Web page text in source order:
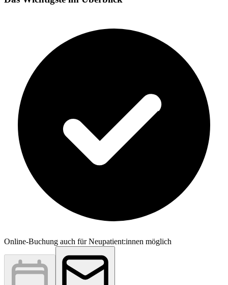
Online-Buchung auch für Neupatient:innen möglich